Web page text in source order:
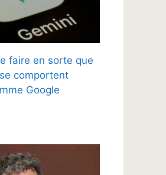
faire en sorte que
comportent
Google